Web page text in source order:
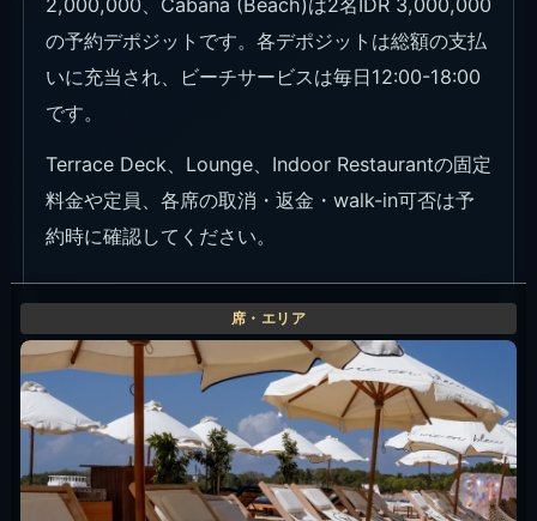
の予約デポジットです。各デポジットは総額の支払
いに充当され、ビーチサービスは毎日12:00-18:00
です。
Terrace Deck、Lounge、Indoor Restaurantの固定
料金や定員、各席の取消・返金・walk-in可否は予
約時に確認してください。